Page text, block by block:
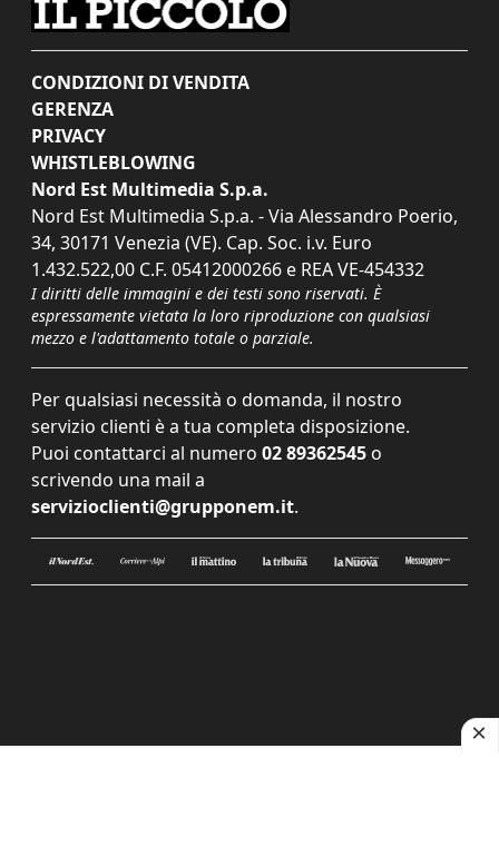
CONDIZIONI DI VENDITA
GERENZA
PRIVACY
WHISTLEBLOWING
Nord Est Multimedia S.p.a.
Nord Est Multimedia S.p.a. - Via Alessandro Poerio,
34, 30171 Venezia (VE). Cap. Soc. i.v. Euro
1.432.522,00 C.F. 05412000266 e REA VE-454332
I diritti delle immagini e dei testi sono riservati. È
espressamente vietata la loro riproduzione con qualsiasi
mezzo e l'adattamento totale o parziale.
Per qualsiasi necessità o domanda, il nostro
servizio clienti è a tua completa disposizione.
Puoi contattarci al numero 02 89362545 o
scrivendo una mail a
servizioclienti@grupponem.it.